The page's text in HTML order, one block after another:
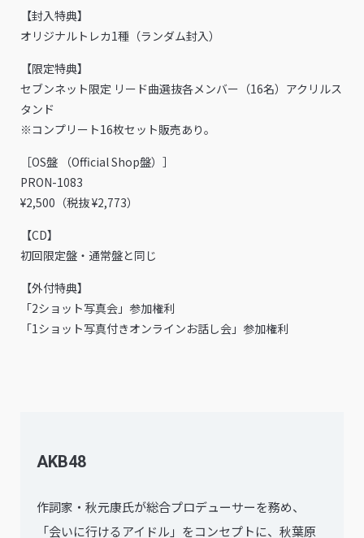
【封入特典】
オリジナルトレカ1種（ランダム封入）
【限定特典】
セブンネット限定 リード曲選抜各メンバー（16名）アクリルス
タンド
※コンプリート16枚セット販売あり。
［OS盤 （Official Shop盤）］
PRON-1083
¥2,500（税抜 ¥2,773）
【CD】
初回限定盤・通常盤と同じ
【外付特典】
「2ショット写真会」参加権利
「1ショット写真付きオンラインお話し会」参加権利
AKB48
作詞家・秋元康氏が総合プロデューサーを務め、
「会いに行けるアイドル」をコンセプトに、秋葉原